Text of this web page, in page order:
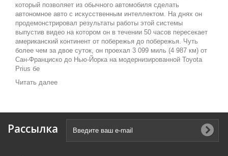
который позволяет из обычного автомобиля сделать
автономное авто с искусственным интеллектом. На днях он
продемонстрировал результаты работы этой системы
выпустив видео на котором он в течении 50 часов пересекает
американский континент от побережья до побережья. Чуть
более чем за двое суток, он проехал 3 099 миль (4 987 км) от
Сан-Франциско до Нью-Йорка на модернизированной Toyota
Prius бе
Читать далее
Рассылка